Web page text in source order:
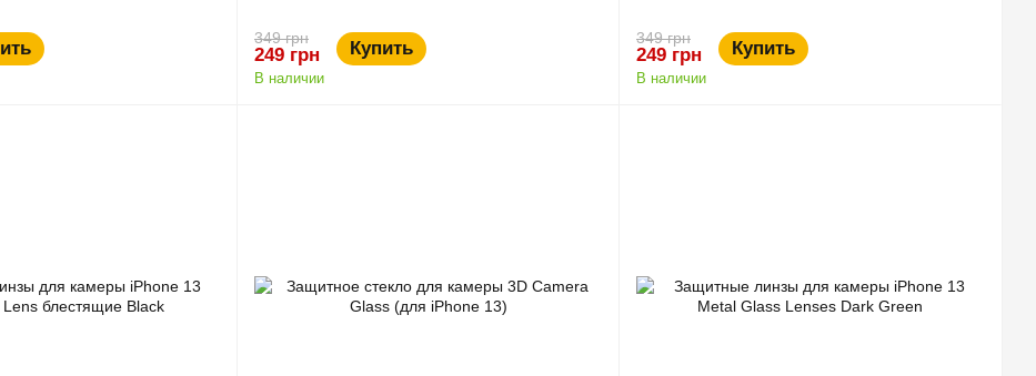
349 грн
249 грн Купить
В наличии
349 грн
249 грн Купить
В наличии